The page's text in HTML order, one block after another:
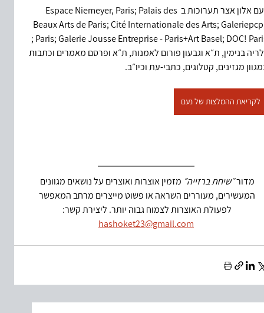
נעם אלון אצר תערוכות ב Espace Niemeyer, Paris; Palais des
Beaux Arts de Paris; Cité Internationale des Arts;
Paris; Galerie Jousse Entreprise - Paris+Art Basel; DOC! Paris ;
בנימין, ת״א וגבעון פורום לאמנות, ת״א ופרסם מאמרים וכתבות
מגזינים, קטלוגים, כתבי-עת וכיו״ב.
לקריאת ההמלצות של נעם
מדור״שיחת ברזייה״ מזמין אוצרות ואוצרים על נושאים מגוונים
המעשירים, מעוררים השראה או פשוט מייצרים מרחב המאפשר
לפעולת האוצרות לצמוח גבוה יותר. ליצירת קשר:
hashoket23@gmail.com